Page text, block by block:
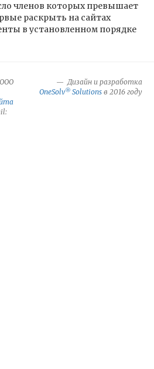
членов которых превышает
раскрыть на сайтах
в установленном порядке
Дизайн и разработка
OneSolv® Solutions в 2016 году